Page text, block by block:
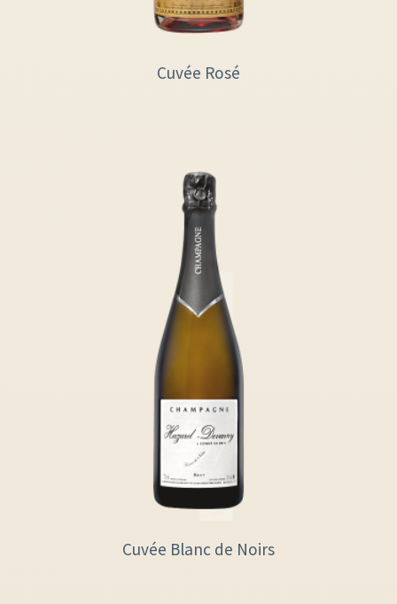
Cuvée Rosé
Cuvée Blanc de Noirs